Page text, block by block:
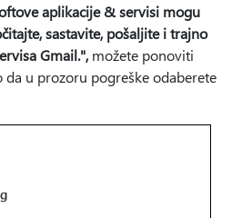
aplikacije & servisi mogu
sastavite, pošaljite i trajno
Gmail.", možete ponoviti
u prozoru pogreške odaberete